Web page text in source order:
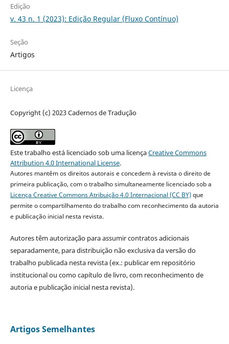
Edição
v. 43 n. 1 (2023): Edição Regular (Fluxo Contínuo)
Seção
Artigos
Licença
Copyright (c) 2023 Cadernos de Tradução
Este trabalho está licenciado sob uma licençaCreative Commons
Attribution 4.0 International License.
Autores mantêm os direitos autorais e concedem à revista o direito de
primeira publicação, com o trabalho simultaneamente licenciado sob a
Licença Creative Commons Atribuição 4.0 Internacional (CC BY)que
permite o compartilhamento do trabalho com reconhecimento da autoria
e publicação inicial nesta revista.
Autores têm autorização para assumir contratos adicionais
separadamente, para distribuição não exclusiva da versão do
trabalho publicada nesta revista (ex.: publicar em repositório
institucional ou como capítulo de livro, com reconhecimento de
autoria e publicação inicial nesta revista).
Artigos Semelhantes